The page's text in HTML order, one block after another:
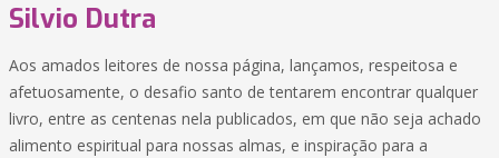
Silvio Dutra
Aos amados leitores de nossa página, lançamos, respeitosa e
afetuosamente, o desafio santo de tentarem encontrar qualquer
livro, entre as centenas nela publicados, em que não seja achado
alimento espiritual para nossas almas, e inspiração para a